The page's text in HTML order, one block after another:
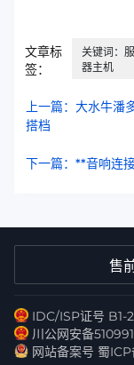
文章标
签：
关键词：
器主机
上一篇：大水牛潘
搭档
下一篇：**音响连
售
IDC/ISP证号 B1-
川公网安备
网站备案号 蜀